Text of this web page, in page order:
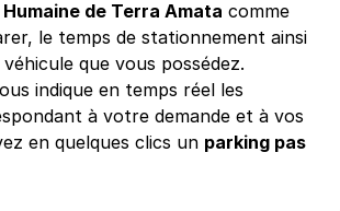
de Terra Amata comme
le temps de stationnement ainsi
que vous possédez.
indique en temps réel les
à votre demande et à vos
en quelques clics un parking pas